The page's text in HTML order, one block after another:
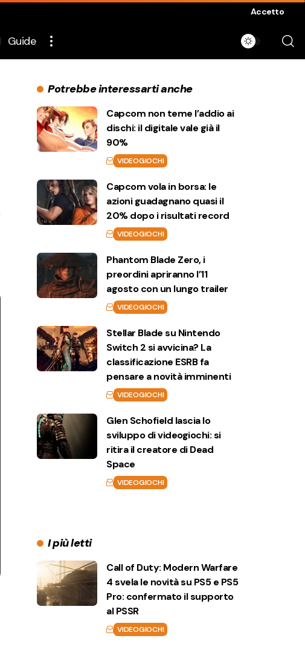
Accetto
Guide
Potrebbe interessarti anche
Capcom non teme l’addio ai
dischi: il digitale vale già il
90%
VIDEOGIOCHI
Capcom vola in borsa: le
azioni guadagnano quasi il
20% dopo i risultati record
VIDEOGIOCHI
Phantom Blade Zero, i
preordini apriranno l’11
agosto con un lungo trailer
VIDEOGIOCHI
Stellar Blade su Nintendo
Switch 2 si avvicina? La
classificazione ESRB fa
pensare a novità imminenti
VIDEOGIOCHI
Glen Schofield lascia lo
sviluppo di videogiochi: si
ritira il creatore di Dead
Space
VIDEOGIOCHI
I più letti
Call of Duty: Modern Warfare
4 svela le novità su PS5 e PS5
Pro: confermato il supporto
al PSSR
VIDEOGIOCHI